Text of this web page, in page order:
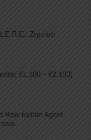
Ζητείται
€1.300 – €2.100)
Real Estate Agent –